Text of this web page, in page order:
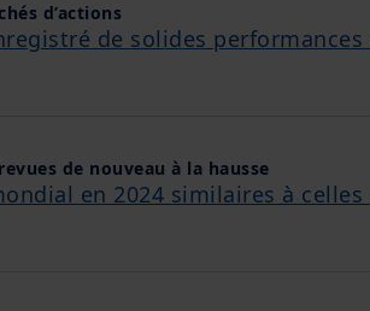
d’actions
de solides
de nouveau à la hausse
en 2024 similaires à